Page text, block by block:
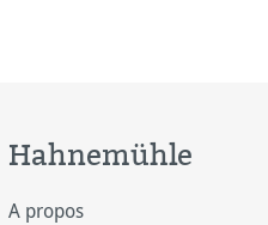
Hahnemühle
A propos